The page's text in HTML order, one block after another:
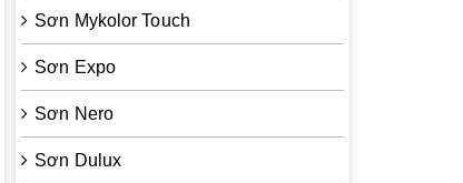
Sơn Mykolor Touch
Sơn Expo
Sơn Nero
Sơn Dulux